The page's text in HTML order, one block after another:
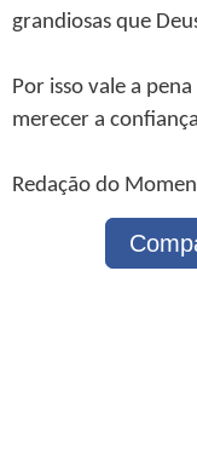
grandiosas que
Por isso vale a
merecer a
Redação do